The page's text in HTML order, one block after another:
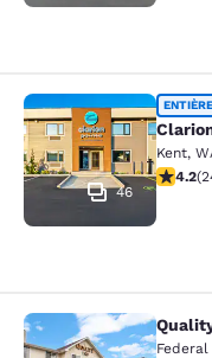
Clarion
46
Kent,
4.214.2(
Quality InnFederal